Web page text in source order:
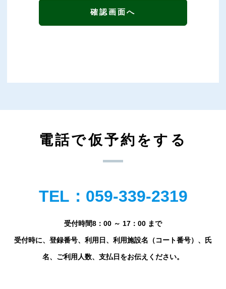
電話で仮予約をする
TEL：059-339-2319
受付時間8：00 ～ 17：00 まで
受付時に、登録番号、利用日、利用施設名（コート番号）、氏
名、ご利用人数、支払日をお伝えください。